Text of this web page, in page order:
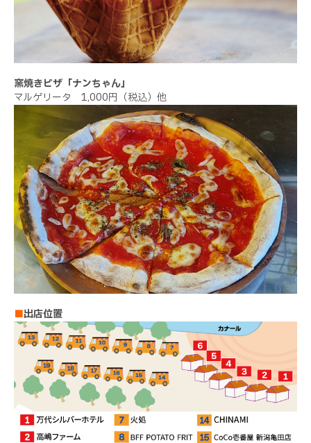
窯焼きピザ「ナンちゃん」
マルゲリータ 1,000円（税込）他
■出店位置